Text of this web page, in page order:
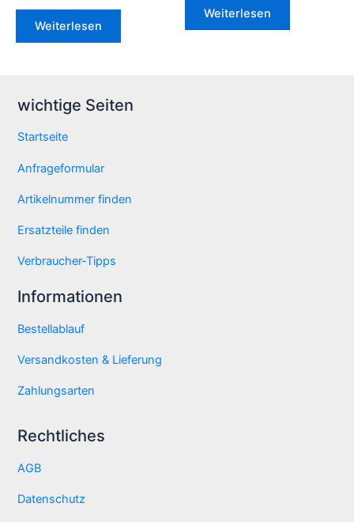
Weiterlesen
Weiterlesen
wichtige Seiten
Startseite
Anfrageformular
Artikelnummer finden
Ersatzteile finden
Verbraucher-Tipps
Informationen
Bestellablauf
Versandkosten & Lieferung
Zahlungsarten
Rechtliches
AGB
Datenschutz